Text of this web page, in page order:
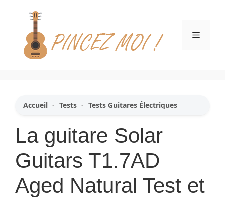
contenu
Menu
Accueil - Tests - Tests Guitares Électriques
La guitare Solar
Guitars T1.7AD
Aged Natural Test et